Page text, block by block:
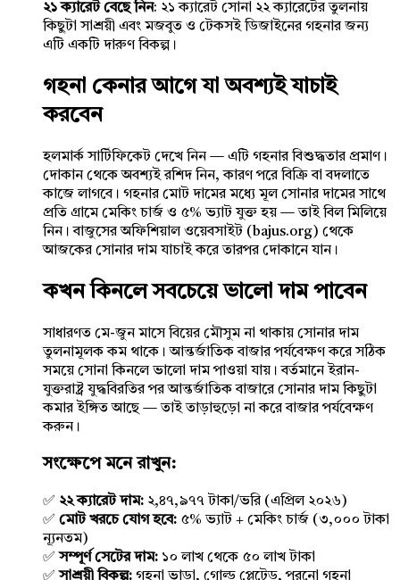
২১ ক্যারেট বেছে নিন: ২১ ক্যারেট সোনা ২২ ক্যারেটের তুলনায়
কিছুটা সাশ্রয়ী এবং মজবুত ও টেকসই ডিজাইনের গহনার জন্য
এটি একটি দারুণ বিকল্প।
গহনা কেনার আগে যা অবশ্যই যাচাই
করবেন
হলমার্ক সার্টিফিকেট দেখে নিন — এটি গহনার বিশুদ্ধতার প্রমাণ।
দোকান থেকে অবশ্যই রশিদ নিন, কারণ পরে বিক্রি বা বদলাতে
কাজে লাগবে। গহনার মোট দামের মধ্যে মূল সোনার দামের সাথে
প্রতি গ্রামে মেকিং চার্জ ও ৫% ভ্যাট যুক্ত হয় — তাই বিল মিলিয়ে
নিন। বাজুসের অফিশিয়াল ওয়েবসাইট (bajus.org) থেকে
আজকের সোনার দাম যাচাই করে তারপর দোকানে যান।
কখন কিনলে সবচেয়ে ভালো দাম পাবেন
সাধারণত মে-জুন মাসে বিয়ের মৌসুম না থাকায় সোনার দাম
তুলনামূলক কম থাকে। আন্তর্জাতিক বাজার পর্যবেক্ষণ করে সঠিক
সময়ে সোনা কিনলে ভালো দাম পাওয়া যায়। বর্তমানে ইরান-
যুক্তরাষ্ট্র যুদ্ধবিরতির পর আন্তর্জাতিক বাজারে সোনার দাম কিছুটা
কমার ইঙ্গিত আছে — তাই তাড়াহুড়ো না করে বাজার পর্যবেক্ষণ
করুন।
সংক্ষেপে মনে রাখুন:
✅ ২২ ক্যারেট দাম: ২,৪৭,৯৭৭ টাকা/ভরি (এপ্রিল ২০২৬)
✅ মোট খরচে যোগ হবে: ৫% ভ্যাট + মেকিং চার্জ (৩,০০০ টাকা
ন্যূনতম)
✅সম্পূর্ণ সেটের দাম: ১০ লাখ থেকে ৫০ লাখ টাকা
✅সাশ্রয়ী বিকল্প: গহনা ভাড়া, গোল্ড প্লেটেড, পুরনো গহনা